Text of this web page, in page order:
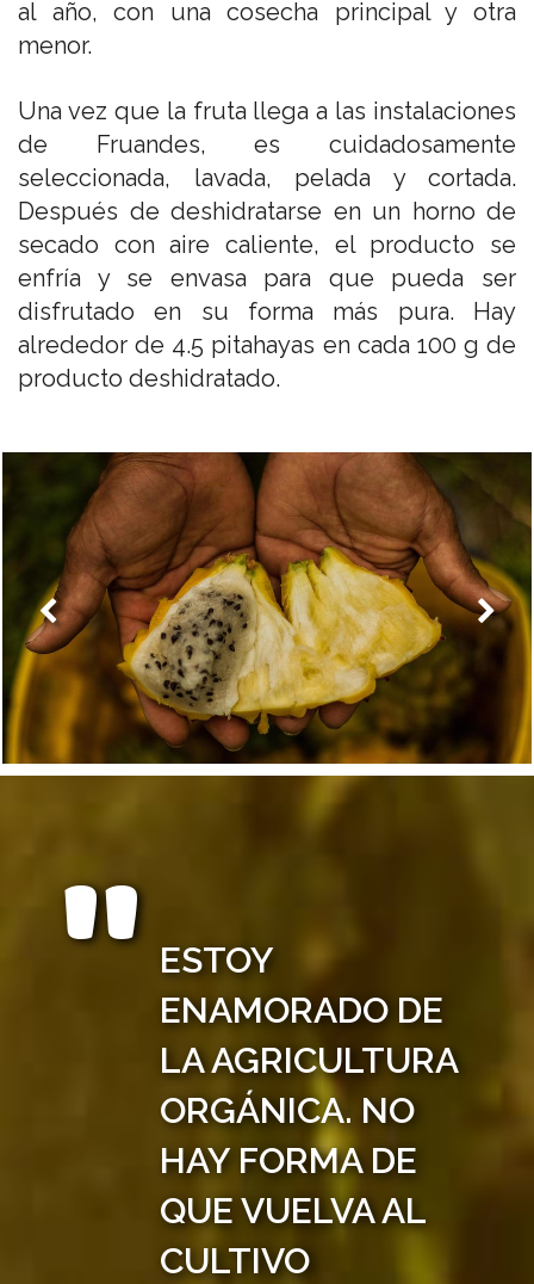
al año, con una cosecha principal y otra
menor.
Una vez que la fruta llega a las instalaciones
de Fruandes, es cuidadosamente
seleccionada, lavada, pelada y cortada.
Después de deshidratarse en un horno de
secado con aire caliente, el producto se
enfría y se envasa para que pueda ser
disfrutado en su forma más pura. Hay
alrededor de 4.5 pitahayas en cada 100 g de
producto deshidratado.
ESTOY
ENAMORADO DE
LA AGRICULTURA
ORGÁNICA. NO
HAY FORMA DE
QUE VUELVA AL
CULTIVO